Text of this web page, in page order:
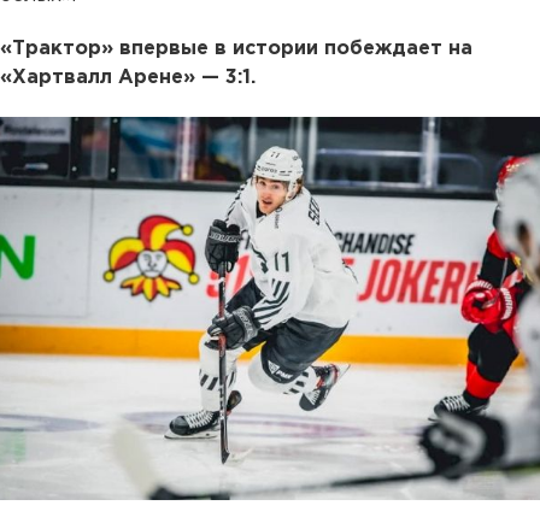
«Трактор» впервые в истории побеждает на
«Хартвалл Арене» — 3:1.